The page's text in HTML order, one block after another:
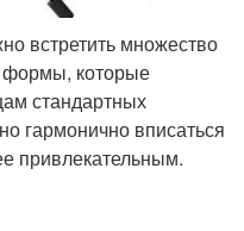
встретить множество
формы, которые
стандартных
гармонично вписаться
привлекательным.